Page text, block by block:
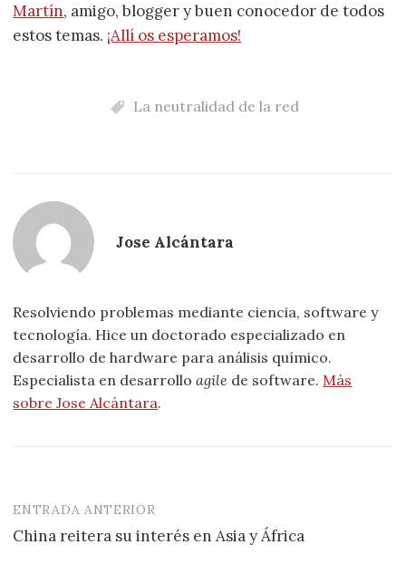
Martín, amigo, blogger y buen conocedor de todos
estos temas. ¡Allí os esperamos!
La neutralidad de la red
Jose Alcántara
Resolviendo problemas mediante ciencia, software y
tecnología. Hice un doctorado especializado en
desarrollo de hardware para análisis químico.
Especialista en desarrolloagile de software. Más
sobre Jose Alcántara.
Navegación
de
ENTRADA ANTERIOR
China reitera su interés en Asia y África